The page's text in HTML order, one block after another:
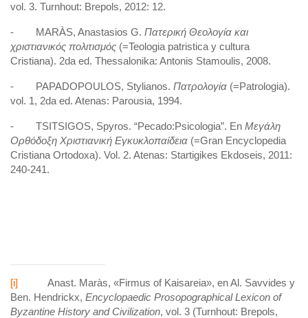
vol. 3. Turnhout: Brepols, 2012: 12.
- MARÀS, Anastasios G. Πατερική Θεολογία και
χριστιανικός πολιτισμός (=Teologia patristica y cultura
Cristiana). 2da ed. Thessalonika: Antonis Stamoulis, 2008.
- PAPADOPOULOS, Stylianos. Πατρολογία (=Patrologia).
vol. 1, 2da ed. Atenas: Parousia, 1994.
- TSITSIGOS, Spyros. “Pecado:Psicologia”. En Μεγάλη
Ορθόδοξη Χριστιανική Εγκυκλοπαίδεια (=Gran Encyclopedia
Cristiana Ortodoxa). Vol. 2. Atenas: Startigikes Ekdoseis, 2011:
240-241.
[i]
Anast. Maràs, «Firmus of Kaisareia», en Al. Savvides y
Ben. Hendrickx, Encyclopaedic Prosopographical Lexicon of
Byzantine History and Civilization, vol. 3 (Turnhout: Brepols,